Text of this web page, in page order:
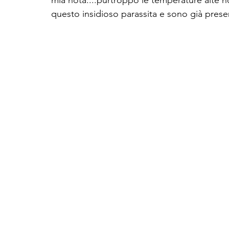
questo insidioso parassita e sono già